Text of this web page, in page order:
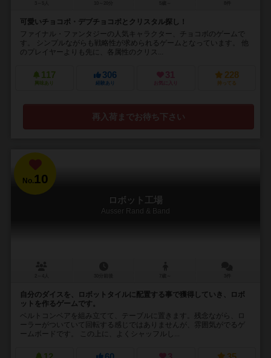
可愛いチョコボ・デブチョコボとクリスタル探し！
ファイナル・ファンタジーの人気キャラクター、チョコボのゲームで
す。 シンプルながらも戦略性が求められるゲームとなっています。 他
のプレイヤーよりも先に、各属性のクリス...
117
興味あり
306
経験あり
31
お気に入り
228
持ってる
再入荷までお待ち下さい
No. 10
ロボット工場
Ausser Rand & Band
自分のダイスを、ロボットタイルに配置する事で獲得していき、ロボ
ットを作るゲームです。
ベルトコンベアを組み立てて、テーブルに置きます。残念ながら、ロ
ーラーがついていて回転する感じではありませんが、雰囲気がでるゲ
ームボードです。 この上に、よくシャッフルし...